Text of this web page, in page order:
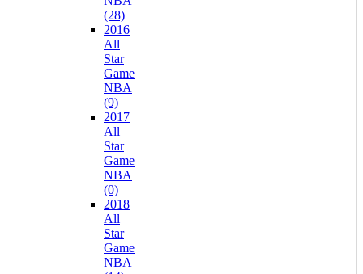
(28)
2016
All
Star
Game
NBA
(9)
2017
All
Star
Game
NBA
(0)
2018
All
Star
Game
NBA